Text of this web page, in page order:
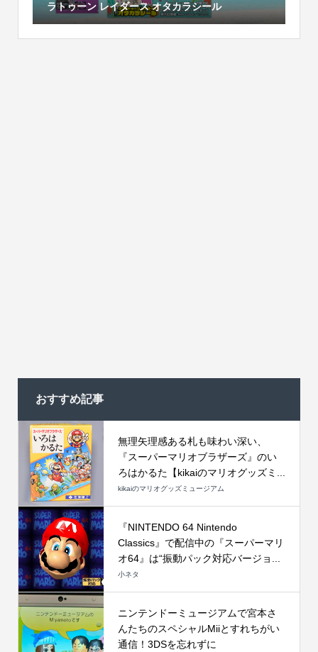
ラトゥーン レイダース オタカラシール
おすすめ記事
無理矢理感ある札も味わい深い、
『スーパーマリオブラザーズ』のい
ろはかるた【kikaiのマリオグッズミ...
kikaiのマリオグッズミュージアム
『NINTENDO 64 Nintendo
Classics』で配信中の『スーパーマリ
オ64』は“振動パック対応バージョ...
小ネタ
ニンテンドーミュージアムで宮本さ
んたちのスペシャルMiiとすれちがい
通信！3DSを忘れずに